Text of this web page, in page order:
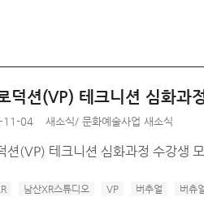
덕션(VP) 테크니션 심화과
11-04 새소식/ 문화예술사업 새소식
션(VP) 테크니션 심화과정 수강생
남산XR스튜디오 VP 버추얼 버츄